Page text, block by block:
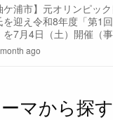
ケ浦市】元オリンピッ
を迎え令和8年度「第1
を7月4日（土）開催（事
ago
マから探す